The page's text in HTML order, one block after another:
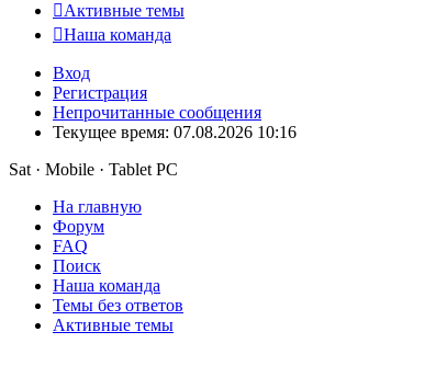
Активные темы
Наша команда
Вход
Регистрация
Непрочитанные сообщения
Текущее время: 07.08.2026 10:16
Sat · Mobile · Tablet PC
На главную
Форум
FAQ
Поиск
Наша команда
Темы без ответов
Активные темы